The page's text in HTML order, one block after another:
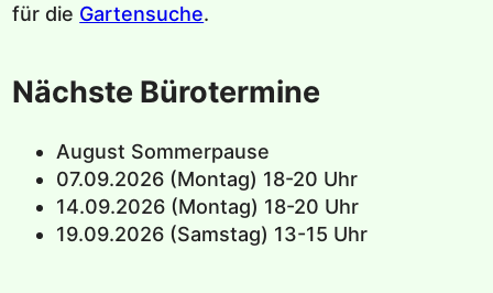
für die Gartensuche.
Nächste Bürotermine
August Sommerpause
07.09.2026 (Montag) 18-20 Uhr
14.09.2026 (Montag) 18-20 Uhr
19.09.2026 (Samstag) 13-15 Uhr